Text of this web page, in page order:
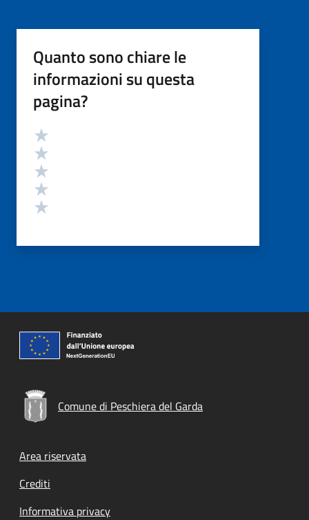
Quanto sono chiare le
informazioni su questa
pagina?
Valutazione
Comune di Peschiera del Garda
Footer menu
Area riservata
Crediti
Informativa privacy